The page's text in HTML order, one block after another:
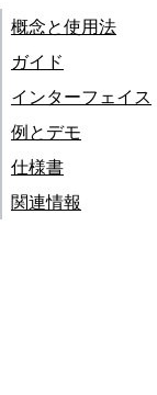
概念と使用法
ガイド
インターフェイス
例とデモ
仕様書
関連情報